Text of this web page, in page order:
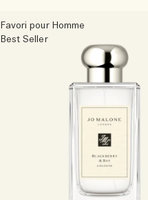
Favori pour Homme
Best Seller